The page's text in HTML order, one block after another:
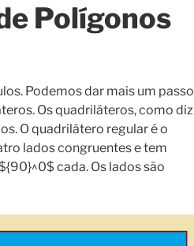
Polígonos
Podemos dar mais um passo
Os quadriláteros, como diz
O quadrilátero regular é o
lados congruentes e tem
cada. Os lados são